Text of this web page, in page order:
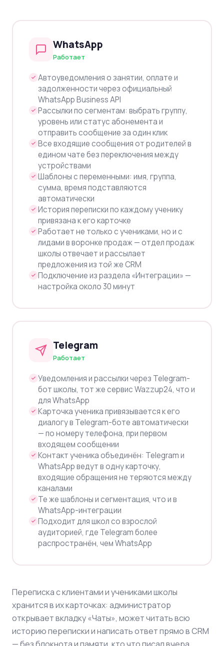
WhatsApp
Работает
Автоуведомления о занятии, оплате и
задолженности через официальный
WhatsApp Business API
Рассылки по сегментам: выбрать группу,
уровень или статус абонемента и
отправить сообщение за один клик
Все входящие сообщения от родителей в
едином чате без переключения между
устройствами
Шаблоны с переменными: имя, группа,
сумма, время подставляются
автоматически
История переписки по каждому ученику
привязана к его карточке
Работает не только с учениками, но и с
лидами в воронке продаж — отдел продаж
школы отвечает и рассылает
предложения из той же CRM
Подключение из раздела «Интеграции» —
настройка около 30 минут
Telegram
Работает
Уведомления и рассылки через Telegram-
бот школы, тот же сервис Wazzup24, что и
для WhatsApp
Карточка ученика привязывается к его
диалогу в Telegram-боте автоматически
— по номеру телефона, при первом
входящем сообщении
Контакт ученика объединён: Telegram и
WhatsApp ведут в одну карточку,
входящие обращения не теряются между
каналами
Те же шаблоны и сегментация, что и в
WhatsApp-интеграции
Подходит для школ со взрослой
аудиторией, где Telegram более
распространён, чем WhatsApp
Переписка с клиентами и учениками школы
хранится в их карточках: администратор
открывает вкладку «Чаты», может читать всю
историю переписки и написать ответ прямо в CRM